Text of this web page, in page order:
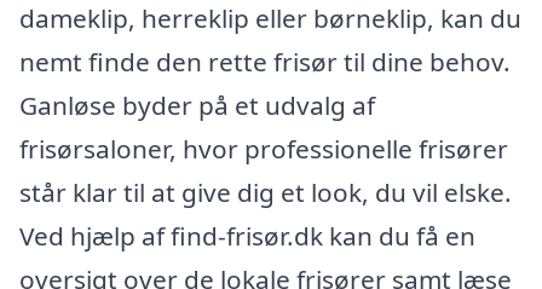
dameklip, herreklip eller børneklip, kan du
nemt finde den rette frisør til dine behov.
Ganløse byder på et udvalg af
frisørsaloner, hvor professionelle frisører
står klar til at give dig et look, du vil elske.
Ved hjælp af find-frisør.dk kan du få en
oversigt over de lokale frisører samt læse